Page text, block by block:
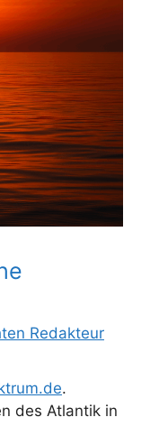
Redakteur
.
des Atlantik in